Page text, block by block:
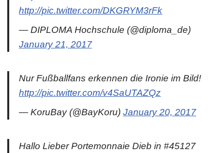
http://pic.twitter.com/DKGRYM3rFk
— DIPLOMA Hochschule (@diploma_de)
January 21, 2017
Nur Fußballfans erkennen die Ironie im Bild!
http://pic.twitter.com/v4SaUTAZQz
— KoruBay (@BayKoru) January 20, 2017
Hallo Lieber Portemonnaie Dieb in #45127